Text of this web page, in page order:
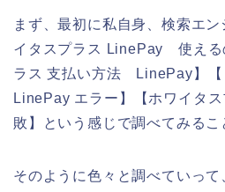
まず、最初に私自身、検索エ
イタスプラス LinePay 使える
ラス 支払い方法 LinePay】【
LinePay エラー】【ホワイタ
敗】という感じで調べてみるこ
そのように色々と調べていって